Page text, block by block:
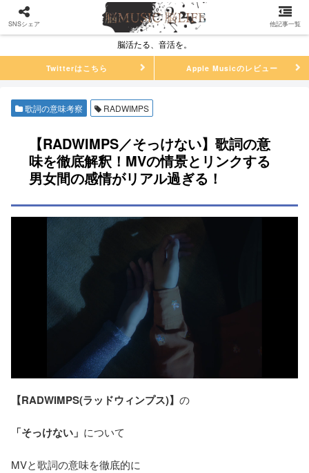
脳活たる、音活を。
Twitterはこちら Apple Musicのレビュー
歌詞の意味考察 RADWIMPS
【RADWIMPS／そっけない】歌詞の意
味を徹底解釈！MVの情景とリンクする
男女間の感情がリアル過ぎる！
【RADWIMPS(ラッドウィンプス)】 の
「そっけない」 について
MVと歌詞の意味を徹底的に
SNSシェア 他記事一覧